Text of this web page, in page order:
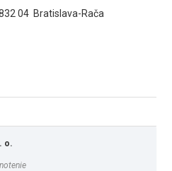
04 Bratislava-Rača
o.